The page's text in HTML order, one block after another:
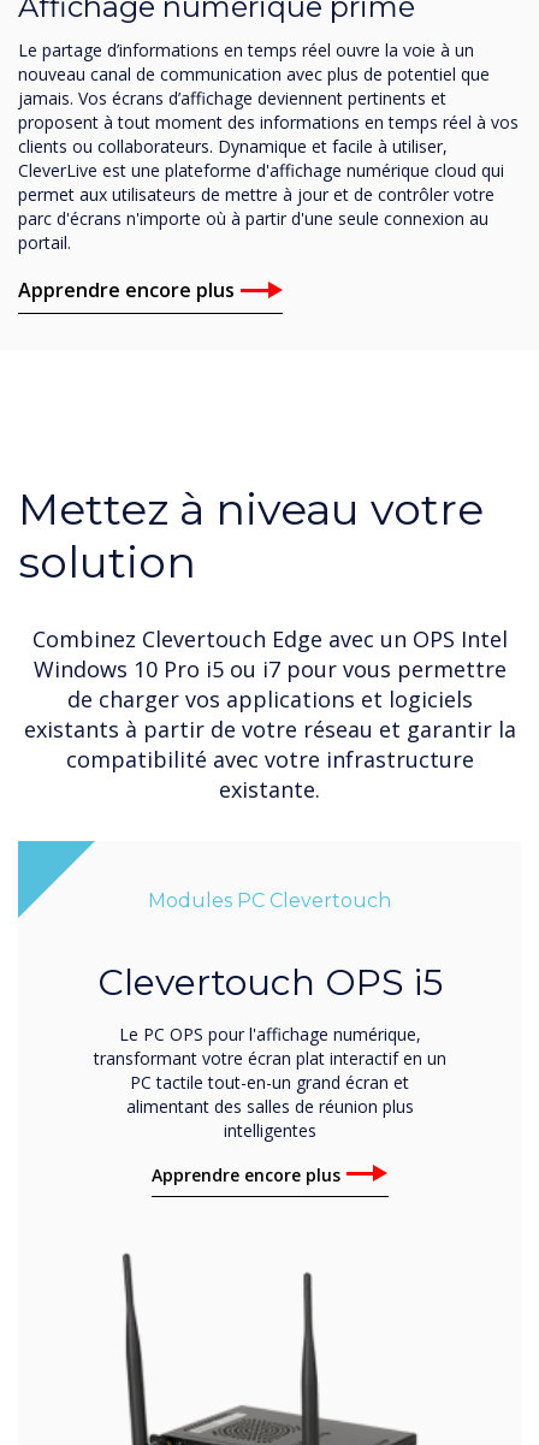
Affichage numérique primé
Le partage d’informations en temps réel ouvre la voie à un
nouveau canal de communication avec plus de potentiel que
jamais. Vos écrans d’affichage deviennent pertinents et
proposent à tout moment des informations en temps réel à vos
clients ou collaborateurs. Dynamique et facile à utiliser,
CleverLive est une plateforme d'affichage numérique cloud qui
permet aux utilisateurs de mettre à jour et de contrôler votre
parc d'écrans n'importe où à partir d'une seule connexion au
portail.
Apprendre encore plus
Mettez à niveau votre
solution
Combinez Clevertouch Edge avec un OPS Intel
Windows 10 Pro i5 ou i7 pour vous permettre
de charger vos applications et logiciels
existants à partir de votre réseau et garantir la
compatibilité avec votre infrastructure
existante.
Modules PC Clevertouch
Clevertouch OPS i5
Le PC OPS pour l'affichage numérique,
transformant votre écran plat interactif en un
PC tactile tout-en-un grand écran et
alimentant des salles de réunion plus
intelligentes
Apprendre encore plus